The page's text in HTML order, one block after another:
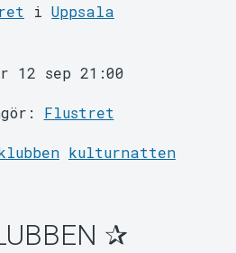
i Uppsala
12 sep 21:00
Flustret
kulturnatten
✰